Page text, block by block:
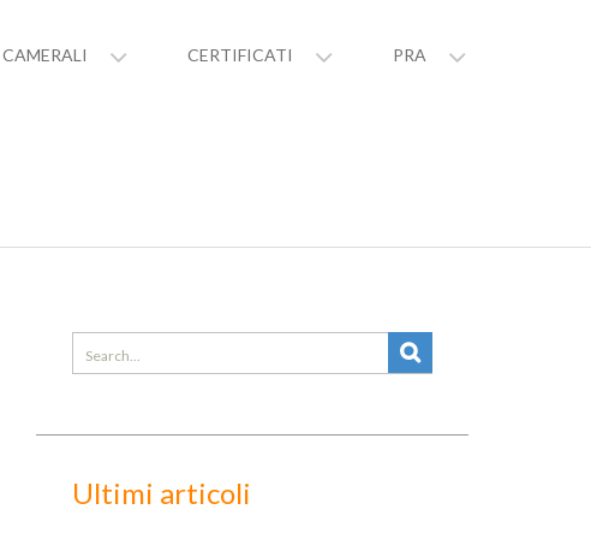
CAMERALI CERTIFICATI PRA
Search
for:
Ultimi articoli